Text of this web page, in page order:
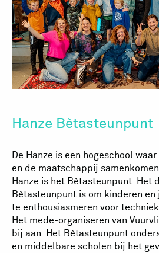
Hanze Bètasteunpunt
De Hanze is een hogeschool
en de maatschappij
Hanze is het Bètasteunpunt. Het
Bètasteunpunt is om kinderen
te enthousiasmeren voor
Het mede-organiseren van
bij aan. Het Bètasteunpunt
en middelbare scholen bij het